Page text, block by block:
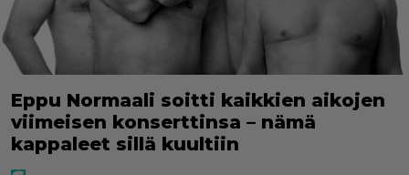
Eppu Normaali soitti kaikkien aikojen
viimeisen konserttinsa – nämä
kappaleet sillä kuultiin